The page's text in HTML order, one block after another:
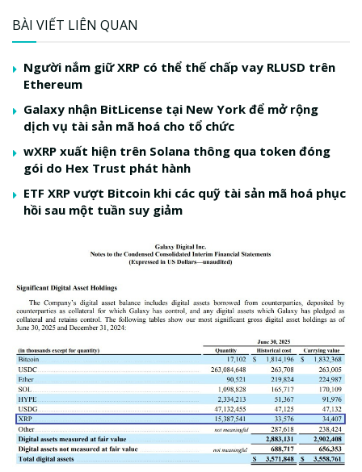
BÀI VIẾT LIÊN QUAN
Người nắm giữ XRP có thể thế chấp vay RLUSD trên
Ethereum
Galaxy nhận BitLicense tại New York để mở rộng
dịch vụ tài sản mã hoá cho tổ chức
wXRP xuất hiện trên Solana thông qua token đóng
gói do Hex Trust phát hành
ETF XRP vượt Bitcoin khi các quỹ tài sản mã hoá phục
hồi sau một tuần suy giảm